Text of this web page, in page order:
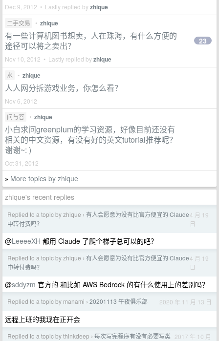
Dec 9, 2012 • Lastly replied byzhique
二手交易 • zhique
有一些计算机图书想卖，人在珠海，有什么方便的
途径可以将之卖出？
Nov 10, 2012 • Lastly replied byzhique
23
水 • zhique
人人网分拆游戏业务，你怎么看？
Nov 6, 2012
问与答
• zhique
小白求问greenplum的学习资源，好像目前还没有
相关的中文资源，有没有好的英文tutorial推荐呢？
谢谢~: )
Oct 31, 2012
» More topics by zhique
zhique's recent replies
Replied to a topic by zhique › 有人会愿意为没有比官方便宜的 Claude
中转付费吗？
4 月 19
日
@LeeeeXH 都用 Claude 了爬个梯子总可以的吧？
Replied to a topic by zhique › 有人会愿意为没有比官方便宜的 Claude
中转付费吗？
4 月 19
日
@sddyzm 官方的 和比如 AWS Bedrock 的有什么使用上的差别吗？
Replied to a topic by manami › 20201113 午夜俱乐部 2020 年 11 月 13 日
远程上班的我现在正开会
Replied to a topic by thinkdeep › 每次写完程序有没有必要写类 2017 年 10 月